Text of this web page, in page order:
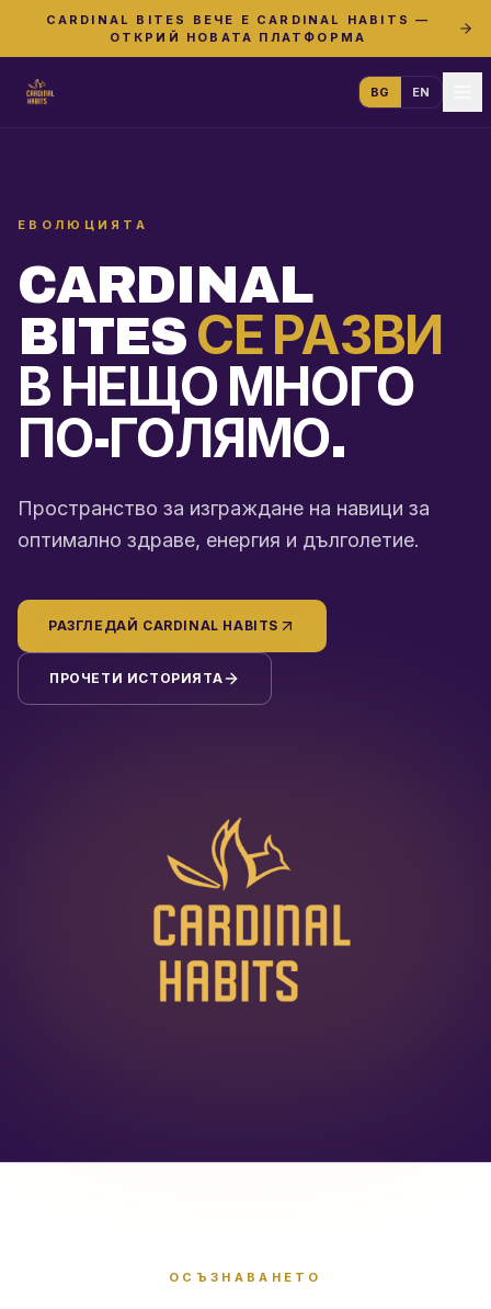
CARDINAL BITES ВЕЧЕ Е CARDINAL HABITS —
ОТКРИЙ НОВАТА ПЛАТФОРМА
BG EN
ЕВОЛЮЦИЯТА
CARDINAL
BITES СЕ РАЗВИ
В НЕЩО МНОГО
ПО-ГОЛЯМО.
Пространство за изграждане на навици за
оптимално здраве, енергия и дълголетие.
РАЗГЛЕДАЙ CARDINAL HABITS
ПРОЧЕТИ ИСТОРИЯТА
ОСЪЗНАВАНЕТО